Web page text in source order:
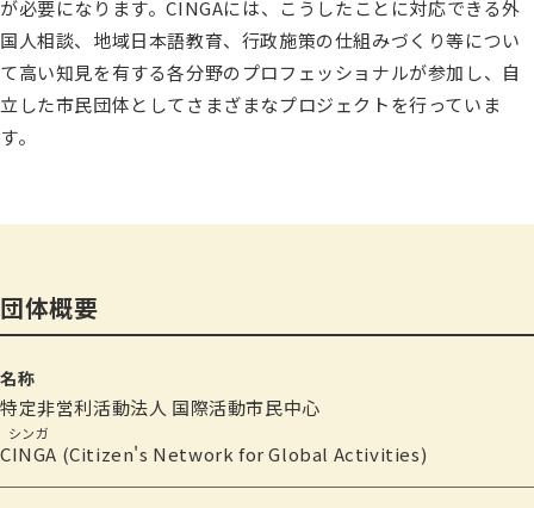
が必要になります。CINGAには、こうしたことに対応できる外
国人相談、地域日本語教育、行政施策の仕組みづくり等につい
て高い知見を有する各分野のプロフェッショナルが参加し、自
立した市民団体としてさまざまなプロジェクトを行っていま
す。
団体概要
名称
特定非営利活動法人 国際活動市民中心
CINGA (Citizen's Network for Global Activities)